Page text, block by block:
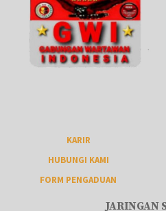
KARIR
HUBUNGI KAMI
FORM PENGADUAN
JARINGAN